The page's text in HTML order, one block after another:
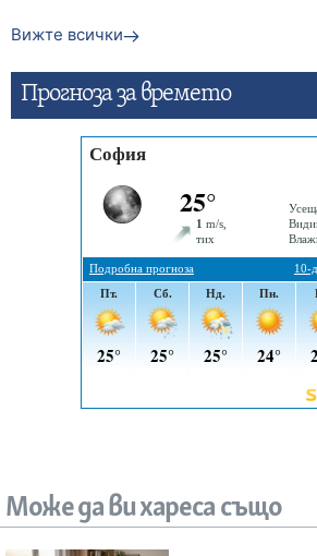
Вижте всички
Прогнозa за времето
Може да ви хареса също